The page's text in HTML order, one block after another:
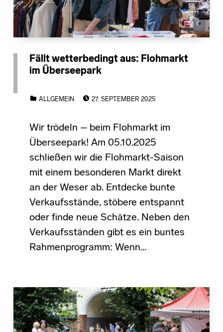
Fällt wetterbedingt aus: Flohmarkt
im Überseepark
ALLGEMEIN
27. SEPTEMBER 2025
Wir trödeln – beim Flohmarkt im
Überseepark! Am 05.10.2025
schließen wir die Flohmarkt-Saison
mit einem besonderen Markt direkt
an der Weser ab. Entdecke bunte
Verkaufsstände, stöbere entspannt
oder finde neue Schätze. Neben den
Verkaufsständen gibt es ein buntes
Rahmenprogramm: Wenn…